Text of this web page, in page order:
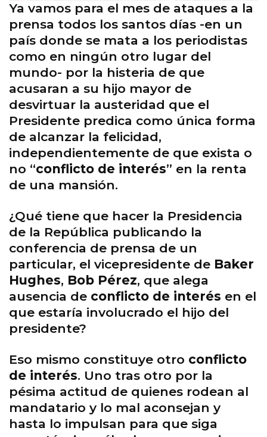
Ya vamos para el mes de ataques a la
prensa todos los santos días -en un
país donde se mata a los periodistas
como en ningún otro lugar del
mundo- por la histeria de que
acusaran a su hijo mayor de
desvirtuar la austeridad que el
Presidente predica como única forma
de alcanzar la felicidad,
independientemente de que exista o
no “conflicto de interés” en la renta
de una mansión.
¿Qué tiene que hacer la Presidencia
de la República publicando la
conferencia de prensa de un
particular, el vicepresidente de Baker
Hughes, Bob Pérez, que alega
ausencia de conflicto de interés en el
que estaría involucrado el hijo del
presidente?
Eso mismo constituye otro conflicto
de interés. Uno tras otro por la
pésima actitud de quienes rodean al
mandatario y lo mal aconsejan y
hasta lo impulsan para que siga